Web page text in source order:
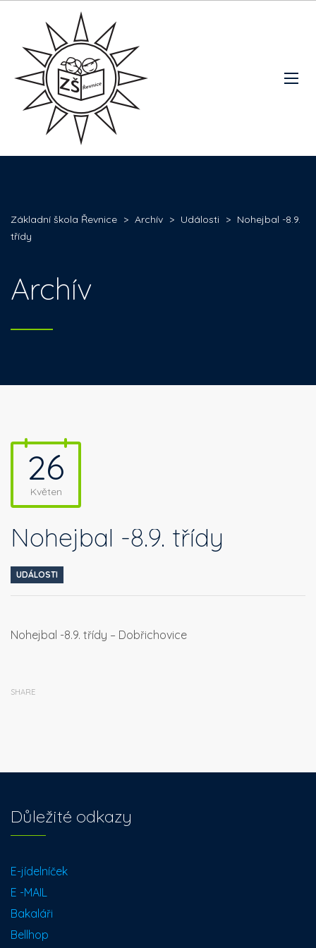
Základní škola Řevnice > Archív > Události > Nohejbal -8.9.
třídy
Archív
26
Květen
Nohejbal -8.9. třídy
UDÁLOSTI
Nohejbal -8.9. třídy – Dobřichovice
SHARE
Důležité odkazy
E-jídelníček
E -MAIL
Bakaláři
Bellhop